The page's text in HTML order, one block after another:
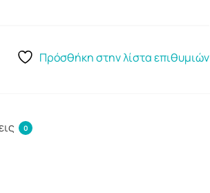
Πρόσθήκη στην λίστα επιθυμιών
0